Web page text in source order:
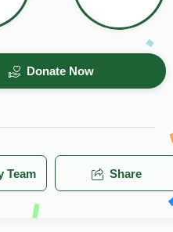
Donate Now
Team Share